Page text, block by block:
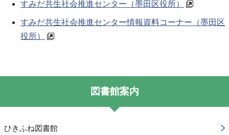
すみだ共生社会推進センター（墨田区役所）
すみだ共生社会推進センター情報資料コーナー（墨田区
役所）
図書館案内
ひきふね図書館